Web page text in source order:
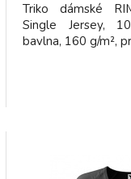
Triko dámské
Single Jersey,
bavlna, 160 g/m²,